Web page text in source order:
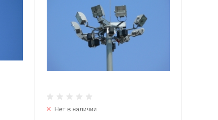
Нет в наличии